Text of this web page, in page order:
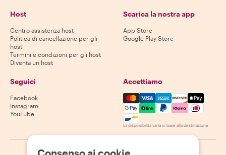
Host
Centro assistenza host
Politica di cancellazione per gli
host
Termini e condizioni per gli host
Diventa un host
Scarica la nostra app
App Store
Google Play Store
Seguici
Facebook
Instagram
YouTube
Accettiamo
Mastercard, Visa, Amex,
La disponibilità varia in base alla destinazione